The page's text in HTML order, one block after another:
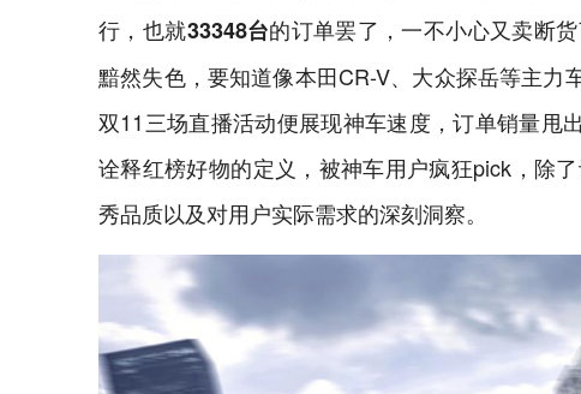
行，也就33348台的订单罢了，一不小心又卖断
黯然失色，要知道像本田CR-V、大众探岳等主
双11三场直播活动便展现神车速度，订单销量甩
诠释红榜好物的定义，被神车用户疯狂pick，除
秀品质以及对用户实际需求的深刻洞察。